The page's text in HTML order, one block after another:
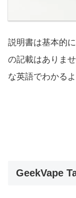
説明書は基本的
の記載はありま
な英語でわかる
GeekVape